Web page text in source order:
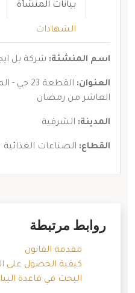
بيانات المنشأة
الشهادات
اسم المنشئة: شركة بل
العنوان:
العاشر من رمضان
المدينة: الشرقية
القطاع: الصناعات الغذائية
روابط مرتبطة
مقدمة القانون
كيفية الحصول على
البحث في قاعدة